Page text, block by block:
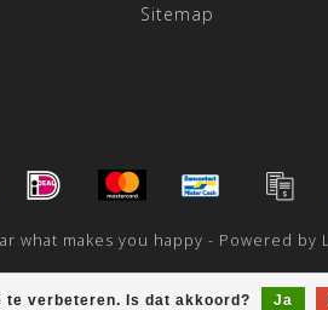
te verbeteren. Is dat akkoord? Ja
Sitemap
what makes you happy - Powered by